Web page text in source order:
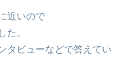
近いので
た。
タビューなどで答えてい